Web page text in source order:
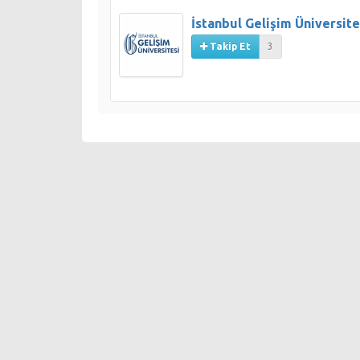
İstanbul Gelişim
Takip Et 3